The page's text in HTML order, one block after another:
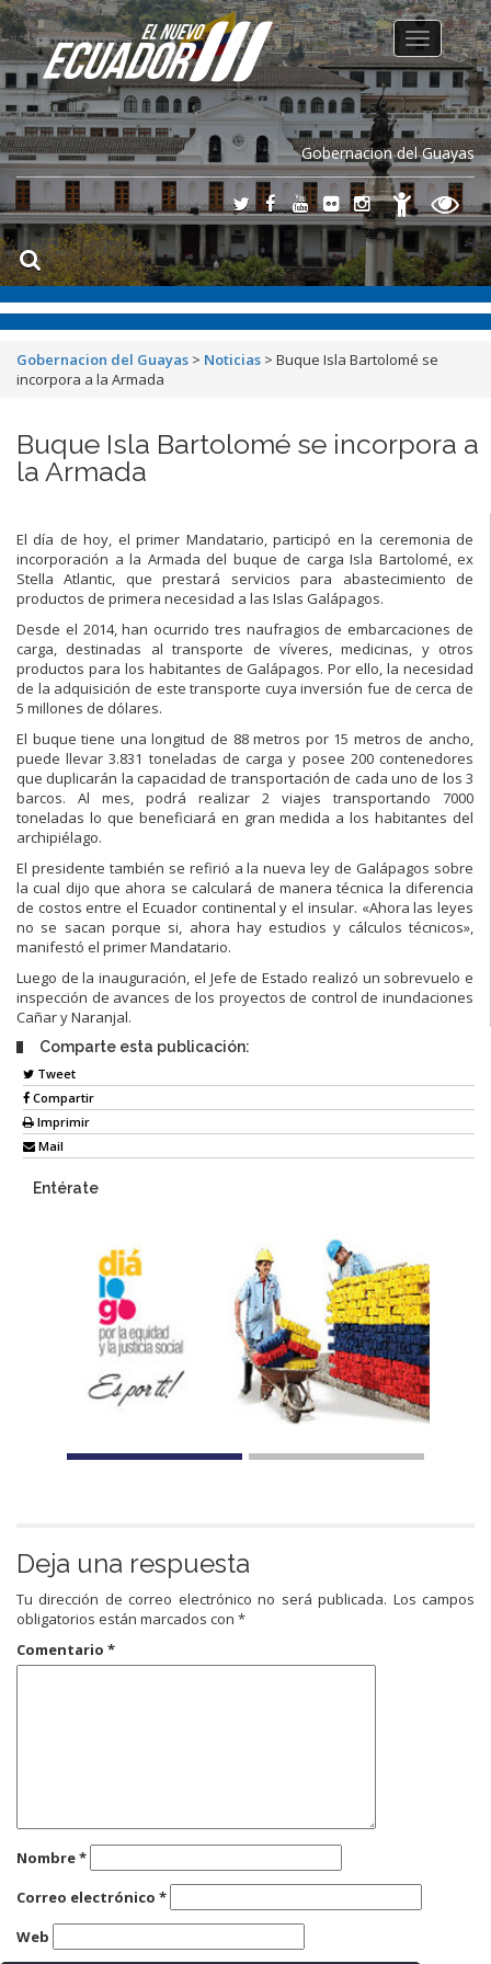
Gobernacion del Guayas
Toggle
navigation
Gobernacion del Guayas > Noticias > Buque Isla Bartolomé se
incorpora a la Armada
Buque Isla Bartolomé se incorpora a
la Armada
El día de hoy, el primer Mandatario, participó en la ceremonia de
incorporación a la Armada del buque de carga Isla Bartolomé, ex
Stella Atlantic, que prestará servicios para abastecimiento de
productos de primera necesidad a las Islas Galápagos.
Desde el 2014, han ocurrido tres naufragios de embarcaciones de
carga, destinadas al transporte de víveres, medicinas, y otros
productos para los habitantes de Galápagos. Por ello, la necesidad
de la adquisición de este transporte cuya inversión fue de cerca de
5 millones de dólares.
El buque tiene una longitud de 88 metros por 15 metros de ancho,
puede llevar 3.831 toneladas de carga y posee 200 contenedores
que duplicarán la capacidad de transportación de cada uno de los 3
barcos. Al mes, podrá realizar 2 viajes transportando 7000
toneladas lo que beneficiará en gran medida a los habitantes del
archipiélago.
El presidente también se refirió a la nueva ley de Galápagos sobre
la cual dijo que ahora se calculará de manera técnica la diferencia
de costos entre el Ecuador continental y el insular. «Ahora las leyes
no se sacan porque si, ahora hay estudios y cálculos técnicos»,
manifestó el primer Mandatario.
Luego de la inauguración, el Jefe de Estado realizó un sobrevuelo e
inspección de avances de los proyectos de control de inundaciones
Cañar y Naranjal.
Comparte esta publicación:
Tweet
Compartir
Imprimir
Mail
Entérate
Deja una respuesta
Tu dirección de correo electrónico no será publicada. Los campos
obligatorios están marcados con *
Comentario *
Nombre*
Correo electrónico *
Web